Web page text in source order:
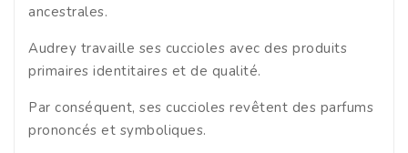
ancestrales.
Audrey travaille ses cuccioles avec des produits
primaires identitaires et de qualité.
Par conséquent, ses cuccioles revêtent des parfums
prononcés et symboliques.